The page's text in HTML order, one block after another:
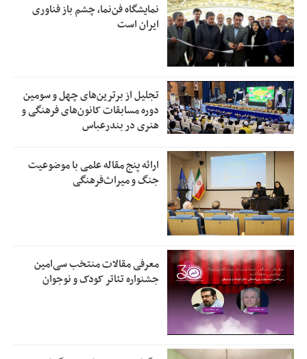
نمایشگاه فن‌نما، چشم باز فناوری
ایران است
تجلیل از بر‌ترین‌های چهل و سومین
دوره مسابقات کانون‌های فرهنگی و
هنری در بندرعباس
ارائه پنج مقاله علمی با موضوعیت
جنگ و میراث‌فرهنگی
معرفی مقالات منتخب سی‌امین
جشنواره تئاتر کودک و نوجوان